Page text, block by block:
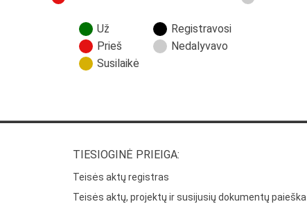
Už
Prieš
Susilaikė
Registravosi
Nedalyvavo
TIESIOGINĖ PRIEIGA:
Teisės aktų registras
Teisės aktų, projektų ir susijusių dokumentų paieška